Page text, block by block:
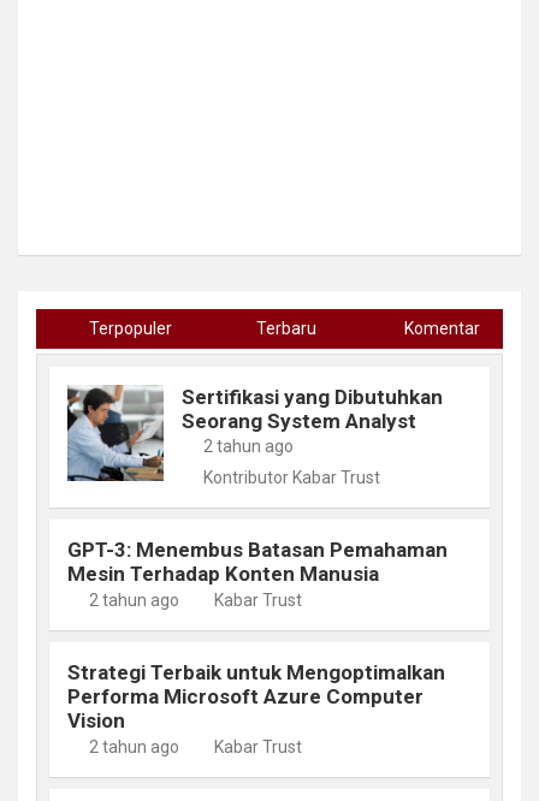
Terpopuler Terbaru Komentar
Sertifikasi yang Dibutuhkan
Seorang System Analyst
2 tahun ago
Kontributor Kabar Trust
GPT-3: Menembus Batasan Pemahaman
Mesin Terhadap Konten Manusia
2 tahun ago Kabar Trust
Strategi Terbaik untuk Mengoptimalkan
Performa Microsoft Azure Computer
Vision
2 tahun ago Kabar Trust